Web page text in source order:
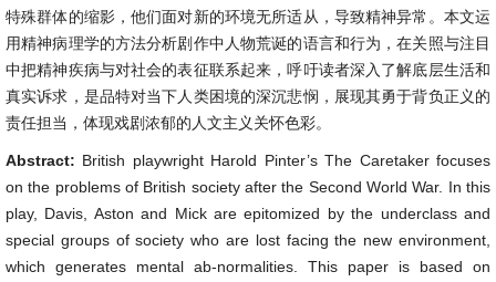
特殊群体的缩影，他们面对新的环境无所适从，导致精神异常。本文运
用精神病理学的方法分析剧作中人物荒诞的语言和行为，在关照与注目
中把精神疾病与对社会的表征联系起来，呼吁读者深入了解底层生活和
真实诉求，是品特对当下人类困境的深沉悲悯，展现其勇于背负正义的
责任担当，体现戏剧浓郁的人文主义关怀色彩。
Abstract: British playwright Harold Pinter’s The Caretaker focuses
on the problems of British society after the Second World War. In this
play, Davis, Aston and Mick are epitomized by the underclass and
special groups of society who are lost facing the new environment,
which generates mental ab-normalities. This paper is based on